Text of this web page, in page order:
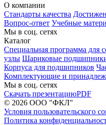
О компании
Стандарты качества
Вопрос-ответ Учебные
Мы в соц. сетях
Каталог
Специальная программа для
узлы Шариковые
Корпуса для подшипников
Комплектующие и
Мы в соц. сетях
Скачать презентациюPDF
© 2026 ООО "ФКЛ"
Условия пользовательского
Политика